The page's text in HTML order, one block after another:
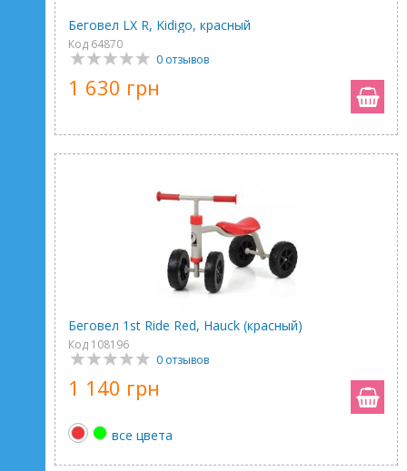
Беговел LX R, Kidigo, красный
Код 64870
0 отзывов
1 630 грн
Беговел 1st Ride Red, Hauck (красный)
Код 108196
0 отзывов
1 140 грн
все цвета